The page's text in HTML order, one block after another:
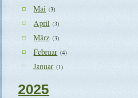
Mai (3)
April (3)
März (3)
Februar (4)
Januar (1)
2025